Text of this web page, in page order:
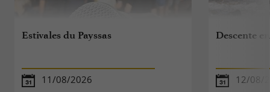
Estivales du Payssas
11/08/2026
Descente
12/08/